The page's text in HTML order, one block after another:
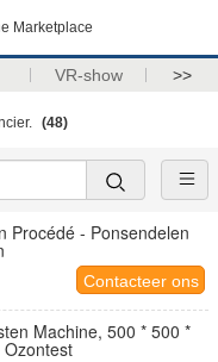
Marketplace
VR-show >>
(48)
Procédé - Ponsendelen
Contacteer ons
Machine, 500 * 500 *